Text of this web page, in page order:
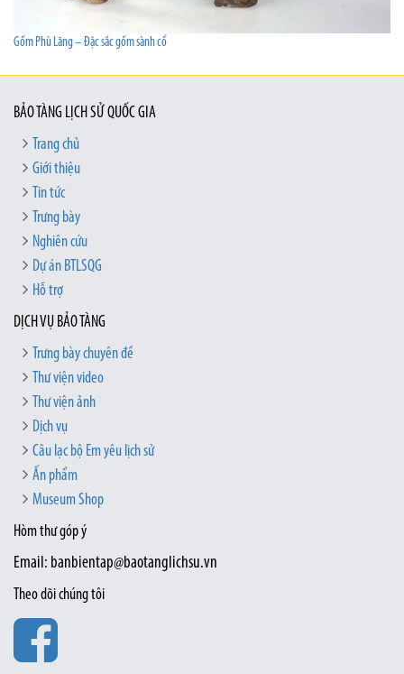
Gốm Phù Lãng – Đặc sắc gốm sành cổ
BẢO TÀNG LỊCH SỬ QUỐC GIA
Trang chủ
Giới thiệu
Tin tức
Trưng bày
Nghiên cứu
Dự án BTLSQG
Hỗ trợ
DỊCH VỤ BẢO TÀNG
Trưng bày chuyên đề
Thư viện video
Thư viện ảnh
Dịch vụ
Câu lạc bộ Em yêu lịch sử
Ấn phẩm
Museum Shop
Hòm thư góp ý
Email: banbientap@baotanglichsu.vn
Theo dõi chúng tôi